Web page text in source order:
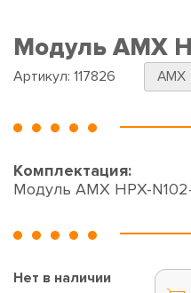
Модуль AMX
Артикул: 117826 AMX
Комплектация:
Модуль AMX HPX-
Нет в наличии